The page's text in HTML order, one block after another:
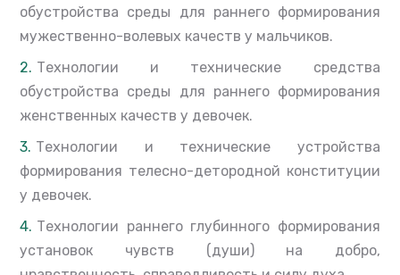
обустройства среды для раннего формирования
мужественно-волевых качеств у мальчиков.
Технологии и технические средства
обустройства среды для раннего формирования
женственных качеств у девочек.
Технологии и технические устройства
формирования телесно-детородной конституции
у девочек.
Технологии раннего глубинного формирования
установок чувств (души) на добро,